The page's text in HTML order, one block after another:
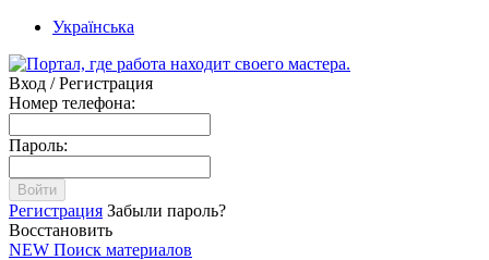
Українська
Вход / Регистрация
Номер телефона:
Пароль:
Войти
Регистрация Забыли пароль?
Восстановить
NEW Поиск материалов